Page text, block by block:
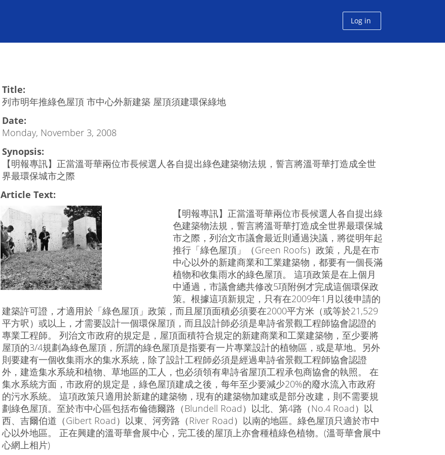
Log in
Title:
列市明年推綠色屋頂 市中心外新建築 屋頂須建環保綠地
Date:
Monday, November 3, 2008
Synopsis:
【明報專訊】正當溫哥華兩位市長候選人各自提出綠色建築物法規，誓言將溫哥華打造成全世
界最環保城市之際
Article Text:
【明報專訊】正當溫哥華兩位市長候選人各自提出綠
色建築物法規，誓言將溫哥華打造成全世界最環保城
市之際，列治文市議會最近則通過決議，將從明年起
推行「綠色屋頂」（Green Roofs）政策，凡是在市
中心以外的新建商業和工業建築物，都要有一個長滿
植物和收集雨水的綠色屋頂。 這項政策是在上個月
中通過，市議會總共修改5項附例才完成這個環保政
策。根據這項新規定，只有在2009年1月以後申請的
建築許可證，才適用於「綠色屋頂」政策，而且屋頂面積必須要在2000平方米（或等於21,529
平方呎）或以上，才需要設計一個環保屋頂，而且設計師必須是卑詩省景觀工程師協會認證的
專業工程師。 列治文市政府的規定是，屋頂面積符合規定的新建商業和工業建築物，至少要將
屋頂的3/4規劃為綠色屋頂，所謂的綠色屋頂是指要有一片專業設計的植物區，或是草地。另外
則要建有一個收集雨水的集水系統，除了設計工程師必須是經過卑詩省景觀工程師協會認證
外，建造集水系統和植物、草地區的工人，也必須領有卑詩省屋頂工程承包商協會的執照。 在
集水系統方面，市政府的規定是，綠色屋頂建成之後，每年至少要減少20%的廢水流入市政府
的污水系統。 這項政策只適用於新建的建築物，現有的建築物加建或是部分改建，則不需要規
劃綠色屋頂。至於市中心區包括布倫德爾路（Blundell Road）以北、第4路（No.4 Road）以
西、吉爾伯道（Gibert Road）以東、河旁路（River Road）以南的地區。綠色屋頂只適於市中
心以外地區。 正在興建的溫哥華會展中心，完工後的屋頂上亦會種植綠色植物。(溫哥華會展中
心網上相片)